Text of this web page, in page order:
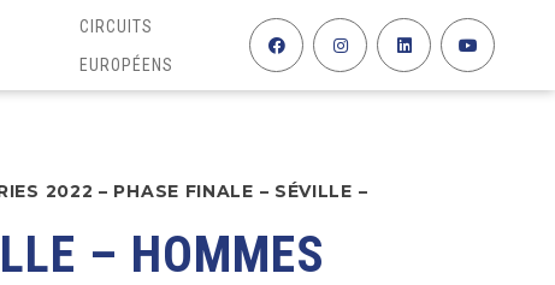
CIRCUITS
EUROPÉENS
2022 – PHASE FINALE – SÉVILLE –
– HOMMES